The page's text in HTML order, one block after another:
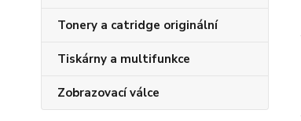
Tonery a catridge originální
Tiskárny a multifunkce
Zobrazovací válce